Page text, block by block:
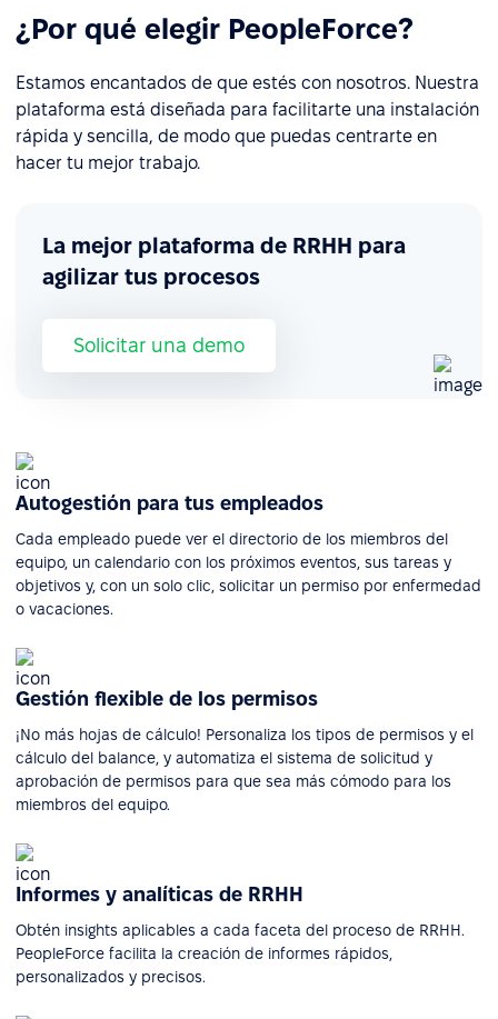
¿Por qué elegir PeopleForce?
Estamos encantados de que estés con nosotros. Nuestra
plataforma está diseñada para facilitarte una instalación
rápida y sencilla, de modo que puedas centrarte en
hacer tu mejor trabajo.
La mejor plataforma de RRHH para
agilizar tus procesos
Solicitar una demo
Autogestión para tus empleados
Cada empleado puede ver el directorio de los miembros del
equipo, un calendario con los próximos eventos, sus tareas y
objetivos y, con un solo clic, solicitar un permiso por enfermedad
o vacaciones.
Gestión flexible de los permisos
¡No más hojas de cálculo! Personaliza los tipos de permisos y el
cálculo del balance, y automatiza el sistema de solicitud y
aprobación de permisos para que sea más cómodo para los
miembros del equipo.
Informes y analíticas de RRHH
Obtén insights aplicables a cada faceta del proceso de RRHH.
PeopleForce facilita la creación de informes rápidos,
personalizados y precisos.